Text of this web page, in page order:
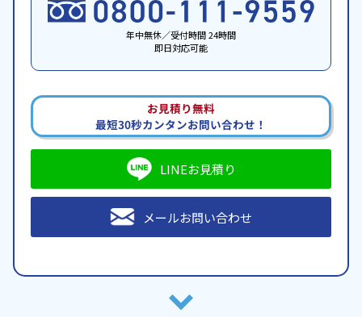
年中無休／受付時間 24時間
即日対応可能
お見積り無料
最短30秒カンタンお問い合わせ！
LINEお見積り
メールお問い合わせ